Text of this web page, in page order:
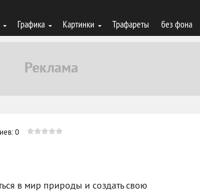
Графика Картинки Трафареты без фона
0
в мир природы и создать свою